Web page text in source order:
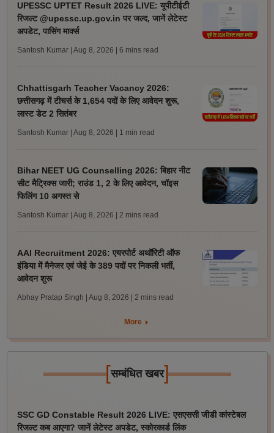
UPESSC UPTET Result 2026 LIVE: यूपीटीईटी
रिजल्ट @upessc.up.gov.in पर जल्द, जानें लेटेस्ट
अपडेट, पासिंग मार्क्स
Santosh Kumar | Aug 8, 2026 | 6 mins read
Chhattisgarh Teacher Vacancy 2026:
छत्तीसगढ़ में टीचर्स के 1,654 पदों के लिए आवेदन शुरू,
लास्ट डेट 2 सितंबर
Santosh Kumar | Aug 8, 2026 | 1 min read
Bihar NEET UG Counselling 2026: बिहार नीट
सीट मैट्रिक्स जारी; राउंड 1, 2 के लिए आवेदन, चॉइस
फिलिंग 10 अगस्त से
Santosh Kumar | Aug 8, 2026 | 2 mins read
AAI Recruitment 2026: एयरपोर्ट अथॉरिटी ऑफ
इंडिया में मैनेजर एवं जेई के 389 पदों पर निकली भर्ती,
आवेदन शुरू
Abhay Pratap Singh | Aug 8, 2026 | 2 mins read
More
[सम्बंधित खबर]
SSC GD Constable Result 2026 LIVE: एसएससी जीडी कांस्टेबल
रिजल्ट कब आएगा? जानें लेटेस्ट अपडेट, स्कोरकार्ड लिंक